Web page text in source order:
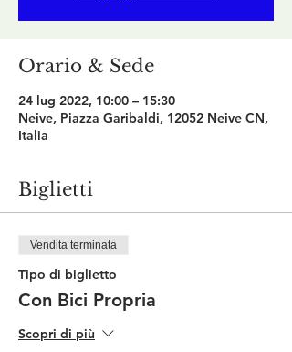
Orario & Sede
24 lug 2022, 10:00 – 15:30
Neive, Piazza Garibaldi, 12052 Neive CN,
Italia
Biglietti
Vendita terminata
Tipo di biglietto
Con Bici Propria
Scopri di più